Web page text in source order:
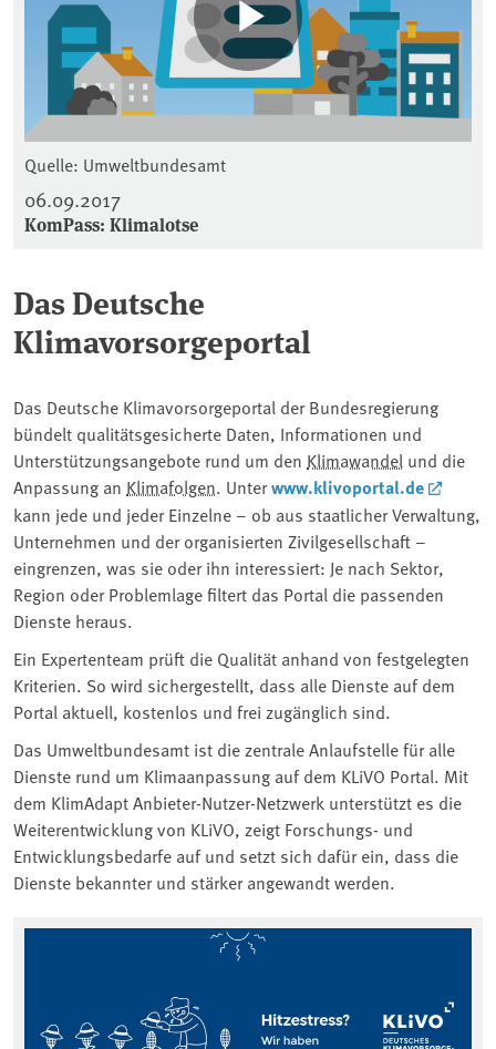
Quelle: Umweltbundesamt
06.09.2017
KomPass: Klimalotse
Das Deutsche
Klimavorsorgeportal
Das Deutsche Klimavorsorgeportal der Bundesregierung
bündelt qualitätsgesicherte Daten, Informationen und
Unterstützungsangebote rund um den Klimawandel und die
Anpassung an Klimafolgen. Unterwww.klivoportal.de
kann jede und jeder Einzelne – ob aus staatlicher Verwaltung,
Unternehmen und der organisierten Zivilgesellschaft –
eingrenzen, was sie oder ihn interessiert: Je nach Sektor,
Region oder Problemlage filtert das Portal die passenden
Dienste heraus.
Ein Expertenteam prüft die Qualität anhand von festgelegten
Kriterien. So wird sichergestellt, dass alle Dienste auf dem
Portal aktuell, kostenlos und frei zugänglich sind.
Das Umweltbundesamt ist die zentrale Anlaufstelle für alle
Dienste rund um Klimaanpassung auf dem KLiVO Portal. Mit
dem KlimAdapt Anbieter-Nutzer-Netzwerk unterstützt es die
Weiterentwicklung von KLiVO, zeigt Forschungs- und
Entwicklungsbedarfe auf und setzt sich dafür ein, dass die
Dienste bekannter und stärker angewandt werden.